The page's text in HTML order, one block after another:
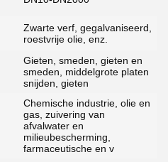
Zwarte verf, gegalvaniseerd,
roestvrije olie, enz.
Gieten, smeden, gieten en
smeden, middelgrote platen
snijden, gieten
Chemische industrie, olie en
gas, zuivering van
afvalwater en
milieubescherming,
farmaceutische en v